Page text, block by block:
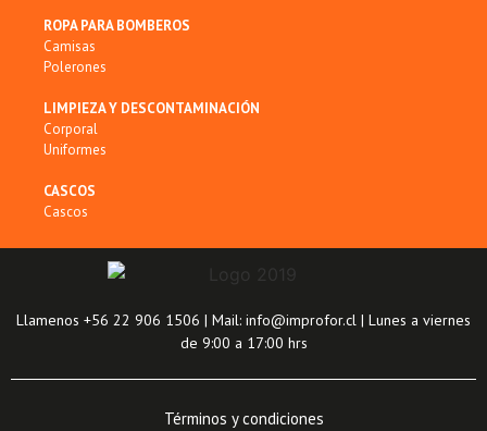
ROPA PARA BOMBEROS
Camisas
Polerones
LIMPIEZA Y DESCONTAMINACIÓN
Corporal
Uniformes
CASCOS
Cascos
Llamenos +56 22 906 1506 | Mail: info@improfor.cl | Lunes a viernes
de 9:00 a 17:00 hrs
Términos y condiciones